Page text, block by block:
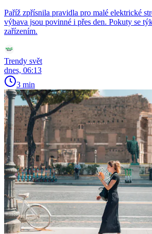
Paříž zpřísnila pravidla pro malé elektrické
výbava jsou povinné i přes den. Pokuty se
zařízením.
Trendy svět
dnes, 06:13
3 min